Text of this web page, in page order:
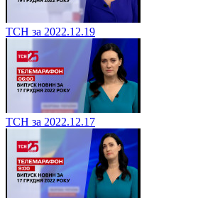
ТСН за 2022.12.19
ТСН за 2022.12.17